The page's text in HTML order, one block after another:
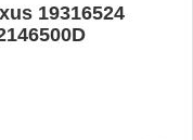
19316524